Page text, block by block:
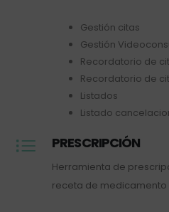
Gestión citas
Gestión
Recordatorio de
Recordatorio de
Listados
Listado
PRESCRIPCIÓN
Herramienta de
receta de